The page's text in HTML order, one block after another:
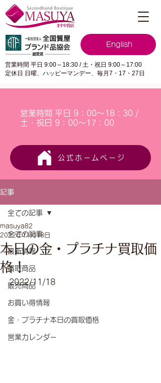
English
営業時間 平日 9:00～18:30 / 土・祝日 9:00～17:00
定休日 日曜、ハッピーマンデー、毎月7・17・27日
営業時間 平日 9：00～18：30 /
土・祝日 9：00～17：00
公式ホームページ
記事
全ての記事
最新情報
買取商品
販売商品
お買い得情報
金・プラチナ本日の買取価格
営業カレンダー
全ての記事
本日の金・プラチナ買取価
格！
masuya82
2022年11月18日
2022/11/18